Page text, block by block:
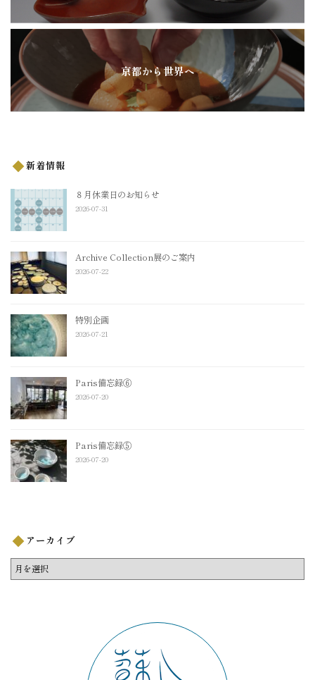
京都から世界へ
新着情報
８月休業日のお知らせ
2026-07-31
Archive Collection展のご案内
2026-07-22
特別企画
2026-07-21
Paris備忘録⑥
2026-07-20
Paris備忘録⑤
2026-07-20
アーカイブ
ア
ー